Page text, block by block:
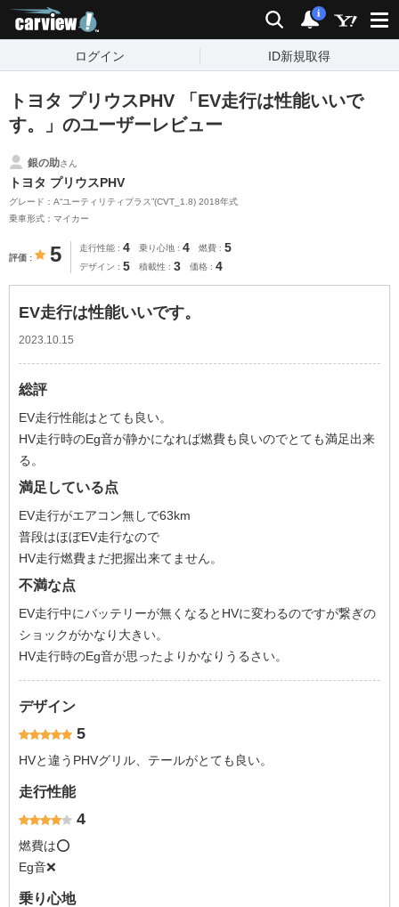
検索 通知
i
ログイン ID新規取得
トヨタ プリウスPHV 「EV走行は性能いいで
す。」のユーザーレビュー
銀の助さん
トヨタ プリウスPHV
グレード：A“ユーティリティプラス”(CVT_1.8) 2018年式
乗車形式：マイカー
評価 5 走行性能 4 乗り心地 4 燃費 5
デザイン 5 積載性 3 価格 4
EV走行は性能いいです。
2023.10.15
総評
EV走行性能はとても良い。
HV走行時のEg音が静かになれば燃費も良いのでとても満足出来
る。
満足している点
EV走行がエアコン無しで63km
普段はほぼEV走行なので
HV走行燃費まだ把握出来てません。
不満な点
EV走行中にバッテリーが無くなるとHVに変わるのですが繋ぎの
ショックがかなり大きい。
HV走行時のEg音が思ったよりかなりうるさい。
デザイン
5
HVと違うPHVグリル、テールがとても良い。
走行性能
4
燃費は⭕️
Eg音❌
乗り心地